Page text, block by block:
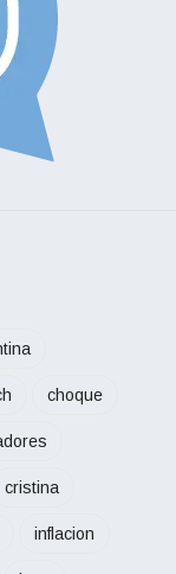
choque
cristina
inflacion